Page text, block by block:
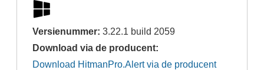
Versienummer:3.22.1 build 2059
Download via de producent:
Download HitmanPro.Alert via de producent